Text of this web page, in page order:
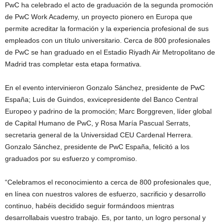
PwC ha celebrado el acto de graduación de la segunda promoción
de PwC Work Academy, un proyecto pionero en Europa que
permite acreditar la formación y la experiencia profesional de sus
empleados con un título universitario. Cerca de 800 profesionales
de PwC se han graduado en el Estadio Riyadh Air Metropolitano de
Madrid tras completar esta etapa formativa.
En el evento intervinieron Gonzalo Sánchez, presidente de PwC
España; Luis de Guindos, exvicepresidente del Banco Central
Europeo y padrino de la promoción; Marc Borggreven, líder global
de Capital Humano de PwC, y Rosa María Pascual Serrats,
secretaria general de la Universidad CEU Cardenal Herrera.
Gonzalo Sánchez, presidente de PwC España, felicitó a los
graduados por su esfuerzo y compromiso.
“Celebramos el reconocimiento a cerca de 800 profesionales que,
en línea con nuestros valores de esfuerzo, sacrificio y desarrollo
continuo, habéis decidido seguir formándoos mientras
desarrollabais vuestro trabajo. Es, por tanto, un logro personal y